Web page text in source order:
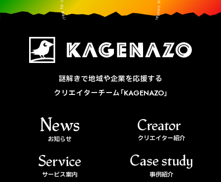
謎解きで地域や企業を応援する
クリエイターチーム「KAGENAZO」
お知らせ クリエイター紹介
サービス案内 事例紹介